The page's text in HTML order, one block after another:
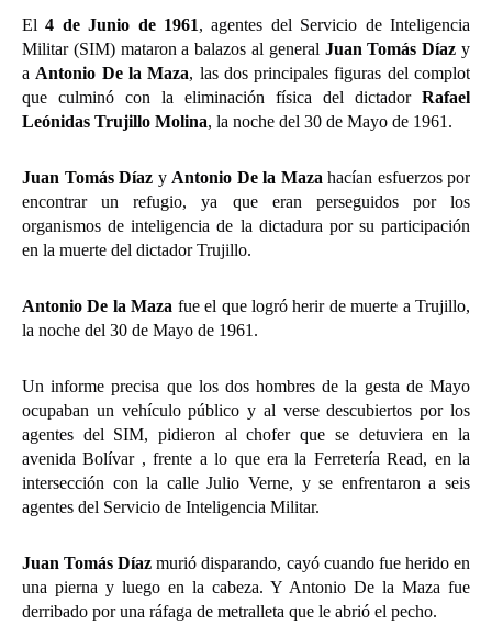
El4 de Junio de 1961, agentes del Servicio de Inteligencia
Militar (SIM) mataron a balazos al general Juan Tomás Díaz y
a Antonio De la Maza, las dos principales figuras del complot
que culminó con la eliminación física del dictador Rafael
Leónidas Trujillo Molina, la noche del 30 de Mayo de 1961.
Juan Tomás Díaz y Antonio De la Maza hacían esfuerzos por
encontrar un refugio, ya que eran perseguidos por los
organismos de inteligencia de la dictadura por su participación
en la muerte del dictador Trujillo.
Antonio De la Maza fue el que logró herir de muerte a Trujillo,
la noche del 30 de Mayo de 1961.
Un informe precisa que los dos hombres de la gesta de Mayo
ocupaban un vehículo público y al verse descubiertos por los
agentes del SIM, pidieron al chofer que se detuviera en la
avenida Bolívar , frente a lo que era la Ferretería Read, en la
intersección con la calle Julio Verne, y se enfrentaron a seis
agentes del Servicio de Inteligencia Militar.
Juan Tomás Díaz murió disparando, cayó cuando fue herido en
una pierna y luego en la cabeza. Y Antonio De la Maza fue
derribado por una ráfaga de metralleta que le abrió el pecho.